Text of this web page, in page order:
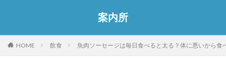
案内所
HOME 飲食 魚肉ソーセージは毎日食べると太る？体に悪いから食